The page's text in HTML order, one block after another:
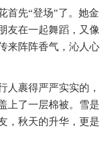
先“登场”了。她金
友在一起舞蹈，又像
来阵阵香气，沁人心
人裹得严严实实的，
上了一层棉被。雪是
，秋天的升华，更是